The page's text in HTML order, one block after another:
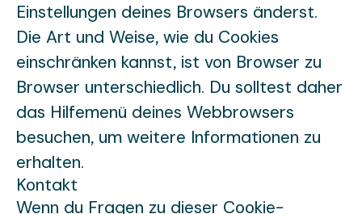
Einstellungen deines Browsers änderst.
Die Art und Weise, wie du Cookies
einschränken kannst, ist von Browser zu
Browser unterschiedlich. Du solltest daher
das Hilfemenü deines Webbrowsers
besuchen, um weitere Informationen zu
erhalten.
Kontakt
Wenn du Fragen zu dieser Cookie-